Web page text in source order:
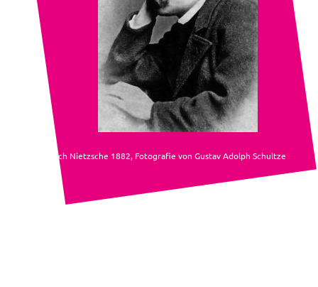
Friedrich Nietzsche 1882, Fotografie von Gustav Adolph Schultze